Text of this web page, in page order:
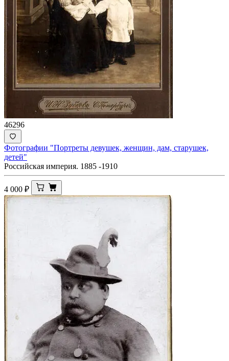
46296
Фотографии "Портреты девушек, женщин, дам, старушек,
детей"
Российская империя. 1885 -1910
4 000 ₽